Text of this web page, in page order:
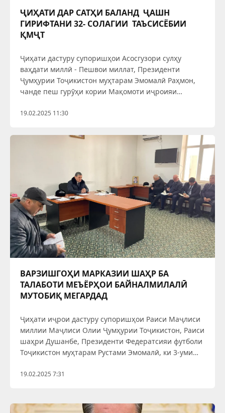
ҶИҲАТИ ДАР САТҲИ БАЛАНД ҶАШН
ГИРИФТАНИ 32- СОЛАГИИ ТАЪСИСЁБИИ
ҚМҶТ
Ҷиҳати дастуру супоришҳои Асосгузори сулҳу
ваҳдати миллӣ - Пешвои миллат, Президенти
Ҷумҳурии Тоҷикистон муҳтарам Эмомалӣ Раҳмон,
чанде пеш гурӯҳи кории Мақомоти иҷроияи
роҳбари дастгоҳи раис Убайдулло Абдуллозода ва
19.02.2025 11:30
ВАРЗИШГОҲИ МАРКАЗИИ ШАҲР БА
ТАЛАБОТИ МЕЪЁРҲОИ БАЙНАЛМИЛАЛӢ
МУТОБИҚ МЕГАРДАД
Ҷиҳати иҷрои дастуру супоришҳои Раиси Маҷлиси
миллии Маҷлиси Олии Ҷумҳурии Тоҷикистон, Раиси
шаҳри Душанбе, Президенти Федератсияи футболи
Тоҷикистон муҳтарам Рустами Эмомалӣ, ки 3-уми
раисони Вилояти Мухтори Кӯҳистони Бадахшон,
19.02.2025 7:31